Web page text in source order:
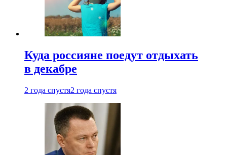
Куда россияне поедут отдыхать
в декабре
2 года спустя2 года спустя